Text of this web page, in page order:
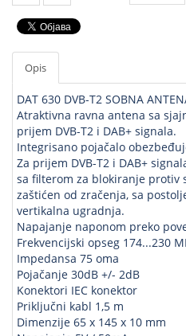
Opis
DAT 630 DVB-T2 SOBNA
Atraktivna ravna antena sa
prijem DVB-T2 i DAB+ signala.
Integrisano pojačalo
Za prijem DVB-T2 i DAB+
sa filterom za blokiranje protiv
zaštićen od zračenja, sa
vertikalna ugradnja.
Napajanje naponom preko
Frekvencijski opseg 174...230
Impedansa 75 oma
Pojačanje 30dB +/- 2dB
Konektori IEC konektor
Priključni kabl 1,5 m
Dimenzije 65 x 145 x 10 mm